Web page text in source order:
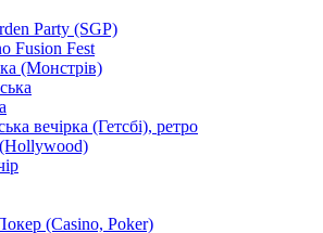
Party (SGP)
Fusion Fest
(Монстрів)
вечірка (Гетсбі), ретро
(Hollywood)
(Casino, Poker)